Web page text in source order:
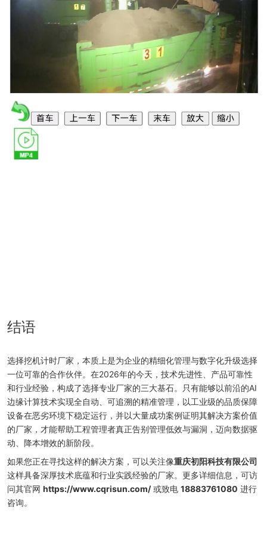
结语
选择挖机计时厂家，本质上是为企业的精细化管理与数字化升级选择
一位可靠的合作伙伴。在2026年的今天，技术先进性、产品可靠性
和行业经验，构成了选择专业厂家的三大基石。只有能够以前沿的AI
边缘计算技术实现全自动、可追溯的精准管理，以工业级的品质保障
设备在恶劣环境下稳定运行，并以大量成功案例证明其解决方案价值
的厂家，才能帮助工程管理者真正告别管理低效与漏洞，迈向数据驱
动、降本增效的新阶段。
如果您正在寻找这样的解决方案，可以关注像重庆初阳科技有限公司
这样具备深厚技术底蕴和行业实践经验的厂家。更多详细信息，可访
问其官网 https://www.cqrisun.com/或致电 18883761080 进行
咨询。